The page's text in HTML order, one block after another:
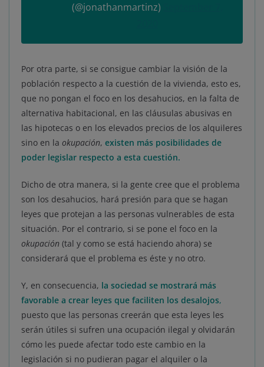
(@jonathanmartinz)
Por otra parte, si se consigue cambiar la visión de la
población respecto a la cuestión de la vivienda, esto es,
que no pongan el foco en los desahucios, en la falta de
alternativa habitacional, en las cláusulas abusivas en
las hipotecas o en los elevados precios de los alquileres
sino en la okupación, existen más posibilidades de
poder legislar respecto a esta cuestión.
Dicho de otra manera, si la gente cree que el problema
son los desahucios, hará presión para que se hagan
leyes que protejan a las personas vulnerables de esta
situación. Por el contrario, si se pone el foco en la
okupación (tal y como se está haciendo ahora) se
considerará que el problema es éste y no otro.
Y, en consecuencia, la sociedad se mostrará más
favorable a crear leyes que faciliten los desalojos,
puesto que las personas creerán que esta leyes les
serán útiles si sufren una ocupación ilegal y olvidarán
cómo les puede afectar todo este cambio en la
legislación si no pudieran pagar el alquiler o la